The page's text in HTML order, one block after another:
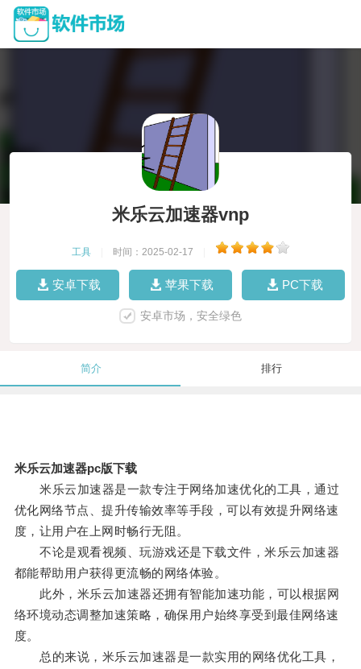
米乐云加速器vnp
工具 时间：2025-02-17
安卓下载 苹果下载 PC下载
安卓市场，安全绿色
简介 排行
米乐云加速器pc版下载
米乐云加速器是一款专注于网络加速优化的工具，通过
优化网络节点、提升传输效率等手段，可以有效提升网络速
度，让用户在上网时畅行无阻。
不论是观看视频、玩游戏还是下载文件，米乐云加速器
都能帮助用户获得更流畅的网络体验。
此外，米乐云加速器还拥有智能加速功能，可以根据网
络环境动态调整加速策略，确保用户始终享受到最佳网络速
度。
总的来说，米乐云加速器是一款实用的网络优化工具，